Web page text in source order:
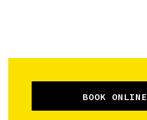
BOOK ONLINE